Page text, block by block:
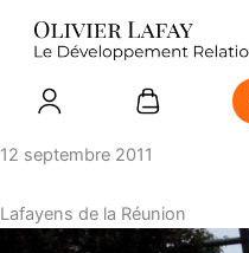
12 septembre 2011
Lafayens de la Réunion